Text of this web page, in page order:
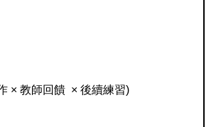
× 教師回饋 × 後續練習)